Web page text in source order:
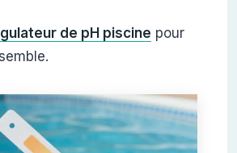
de pH piscine pour